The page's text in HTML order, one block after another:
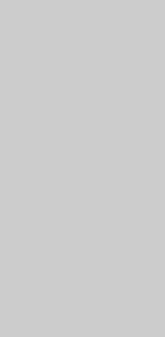
Centrum
17:00 - 17:30 Rejestracja
18:15 - 18:45 Prelekcja